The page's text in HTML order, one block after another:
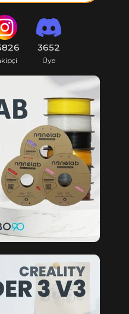
3652
Üye